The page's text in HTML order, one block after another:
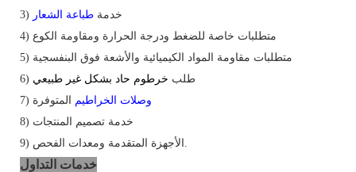
3)
خدمة طباعة الشعار
4) متطلبات خاصة للضغط ودرجة الحرارة ومقاومة الكوع
5) متطلبات مقاومة المواد الكيميائية والأشعة فوق البنفسجية
6)
طلب خرطوم حاد بشكل غير طبيعي
7)
وصلات الخراطيم
المتوفرة
8) خدمة تصميم المنتجات
خدمات التداول